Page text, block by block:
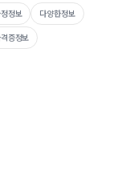
정보
다양한정보
증정보